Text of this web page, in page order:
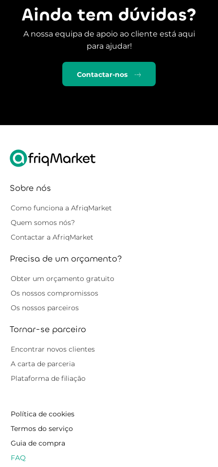
Ainda tem dúvidas?
A nossa equipa de apoio ao cliente está aqui
para ajudar!
Contactar-nos
Sobre nós
Como funciona a AfriqMarket
Quem somos nós?
Contactar a AfriqMarket
Precisa de um orçamento?
Obter um orçamento gratuito
Os nossos compromissos
Os nossos parceiros
Tornar-se parceiro
Encontrar novos clientes
A carta de parceria
Plataforma de filiação
Política de cookies
Termos do serviço
Guia de compra
FAQ